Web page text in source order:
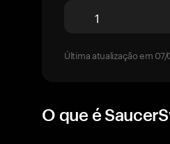
Última atualização em
O que é